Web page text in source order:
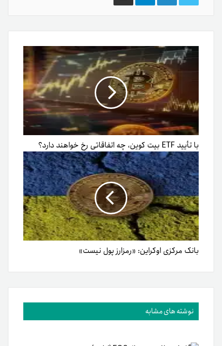
گذاری
ایمیل
با تأیید ETF بیت کوین، چه اتفاقاتی رخ خواهند دارد؟
بانک مرکزی اوکراین: «رمزارز پول نیست»
نوشته های مشابه